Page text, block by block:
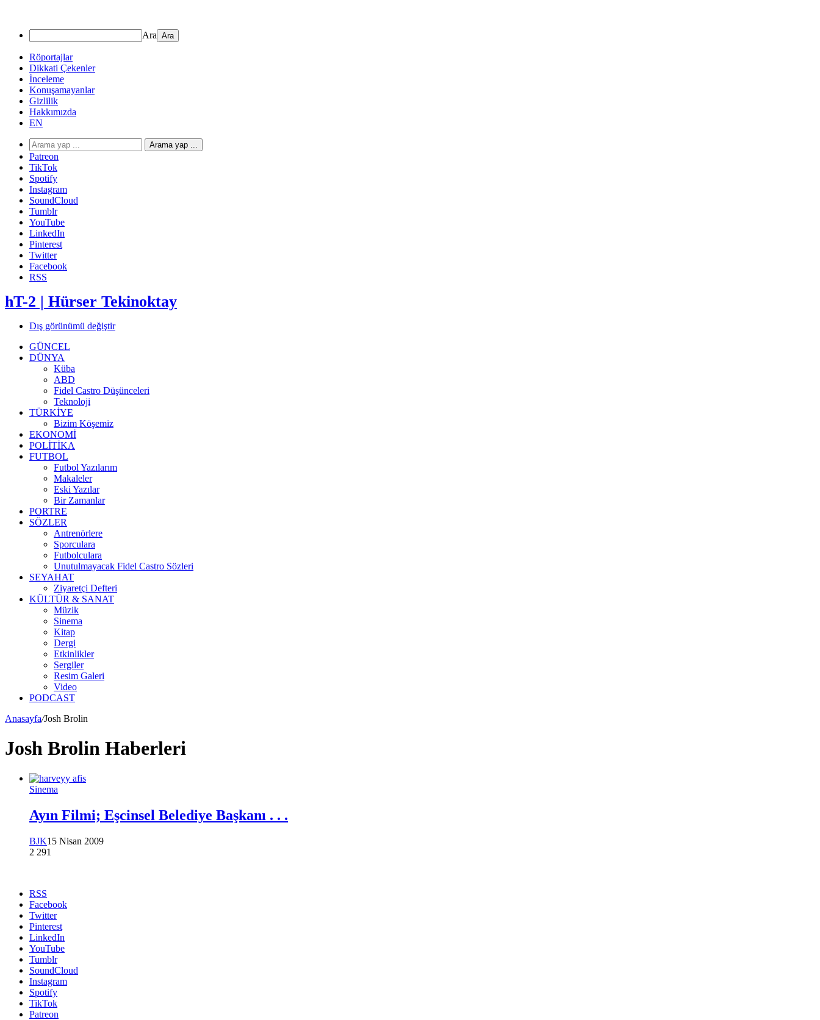
Ara
Röportajlar
Dikkati Çekenler
İnceleme
Konuşamayanlar
Gizlilik
Hakkımızda
EN
Arama yap ...
Patreon
TikTok
Spotify
Instagram
SoundCloud
Tumblr
YouTube
LinkedIn
Pinterest
Twitter
Facebook
RSS
hT-2 | Hürser Tekinoktay
Dış görünümü değiştir
GÜNCEL
DÜNYA
Küba
ABD
Fidel Castro Düşünceleri
Teknoloji
TÜRKİYE
Bizim Köşemiz
EKONOMİ
POLİTİKA
FUTBOL
Futbol Yazılarım
Makaleler
Eski Yazılar
Bir Zamanlar
PORTRE
SÖZLER
Antrenörlere
Sporculara
Futbolculara
Unutulmayacak Fidel Castro Sözleri
SEYAHAT
Ziyaretçi Defteri
KÜLTÜR & SANAT
Müzik
Sinema
Kitap
Dergi
Etkinlikler
Sergiler
Resim Galeri
Video
PODCAST
Anasayfa/Josh Brolin
Josh Brolin Haberleri
Sinema
Ayın Filmi; Eşcinsel Belediye Başkanı . . .
BJK15 Nisan 2009
2 291
RSS
Facebook
Twitter
Pinterest
LinkedIn
YouTube
Tumblr
SoundCloud
Instagram
Spotify
TikTok
Patreon